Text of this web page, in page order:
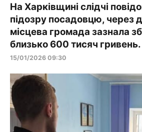
На Харківщині слідчі
підозру посадовцю, через
місцева громада зазнала
близько 600 тисяч гривень.
15/01/2026 09:30